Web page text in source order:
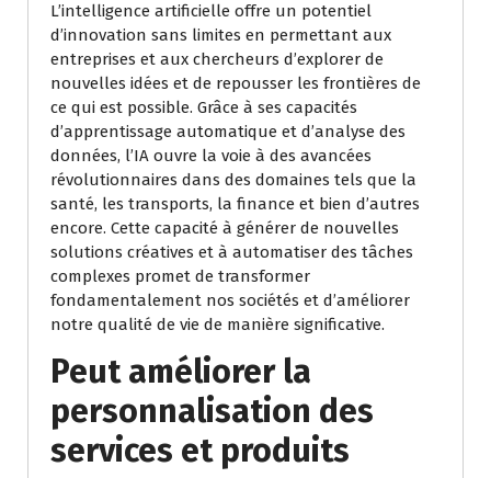
L’intelligence artificielle offre un potentiel
d’innovation sans limites en permettant aux
entreprises et aux chercheurs d’explorer de
nouvelles idées et de repousser les frontières de
ce qui est possible. Grâce à ses capacités
d’apprentissage automatique et d’analyse des
données, l’IA ouvre la voie à des avancées
révolutionnaires dans des domaines tels que la
santé, les transports, la finance et bien d’autres
encore. Cette capacité à générer de nouvelles
solutions créatives et à automatiser des tâches
complexes promet de transformer
fondamentalement nos sociétés et d’améliorer
notre qualité de vie de manière significative.
Peut améliorer la
personnalisation des
services et produits